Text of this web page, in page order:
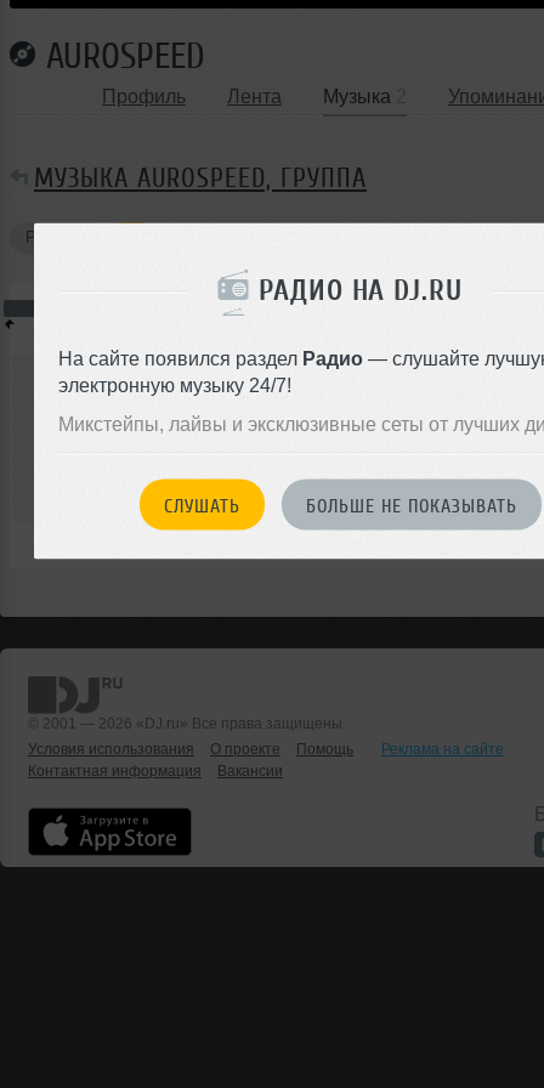
РАДИО НА DJ.RU
На сайте появился раздел Радио — слушайте
электронную музыку 24/7!
Микстейпы, лайвы и эксклюзивные сеты от лучших
СЛУШАТЬ БОЛЬШЕ НЕ ПОКАЗЫВАТЬ
AUROSPEED
Профиль Лента Музыка
МУЗЫКА AUROSPEED, ГРУППА
Ремиксы
AUROSPEED
Семпл House
6 02:24 92 </>
© 2001 — 2026 «DJ.ru» Все права защищены.
Условия использования
О проекте Помощь
Реклама на сайте
Контактная информация
Вакансии